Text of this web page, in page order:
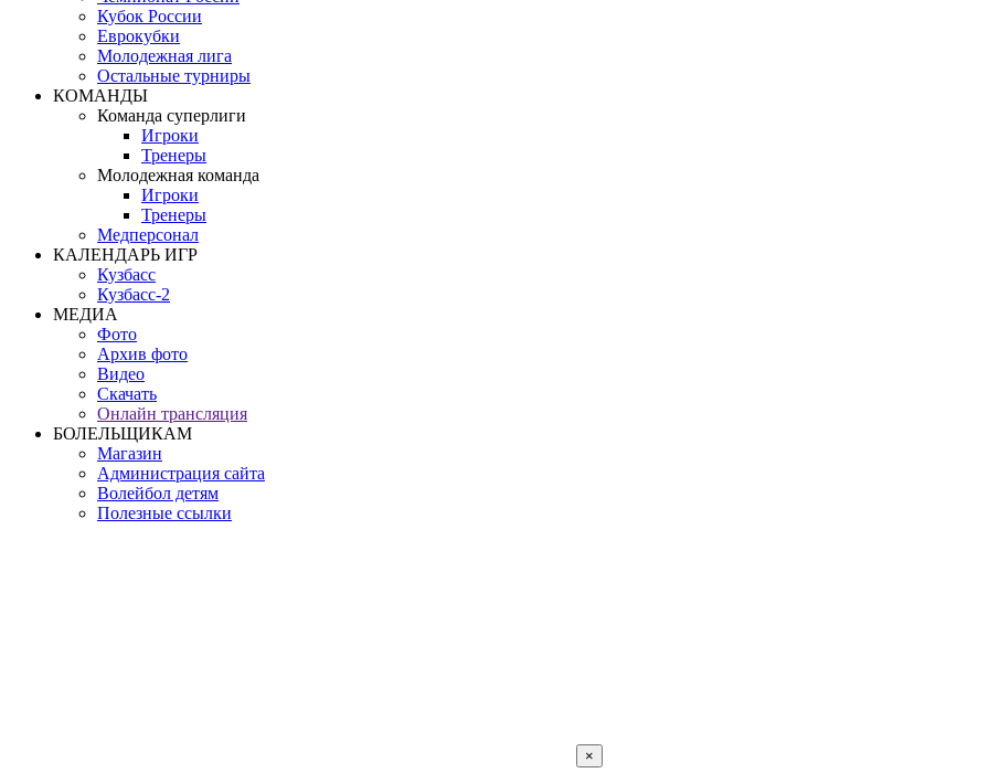
Кубок России
Еврокубки
Молодежная лига
Остальные турниры
КОМАНДЫ
Команда суперлиги
Игроки
Тренеры
Молодежная команда
Игроки
Тренеры
Медперсонал
КАЛЕНДАРЬ ИГР
Кузбасс
Кузбасс-2
МЕДИА
Фото
Архив фото
Видео
Скачать
Онлайн трансляция
БОЛЕЛЬЩИКАМ
Магазин
Администрация сайта
Волейбол детям
Полезные ссылки
×